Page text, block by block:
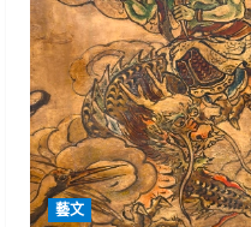
藝文